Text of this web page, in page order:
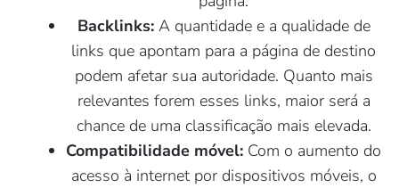
Backlinks:A quantidade e a qualidade de
links que apontam para a página de destino
podem afetar sua autoridade. Quanto mais
relevantes forem esses links, maior será a
chance de uma classificação mais elevada.
Compatibilidade móvel: Com o aumento do
acesso à internet por dispositivos móveis, o